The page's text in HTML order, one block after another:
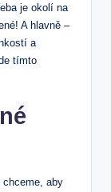
je okolí na
A hlavně –
a
tímto
chceme, aby